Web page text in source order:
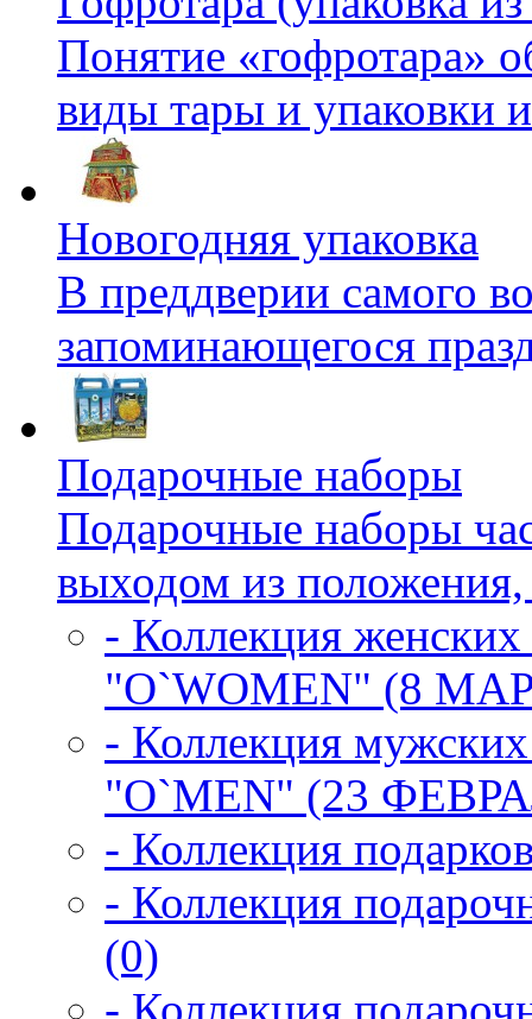
Понятие «гофротара»
виды тары и упаковки
Новогодняя упаковка
В преддверии самого
запоминающегося
Подарочные наборы
Подарочные наборы
выходом из положения,
- Коллекция
"O`WOMEN" (8
- Коллекция
"O`MEN" (23
- Коллекция
- Коллекция
(0)